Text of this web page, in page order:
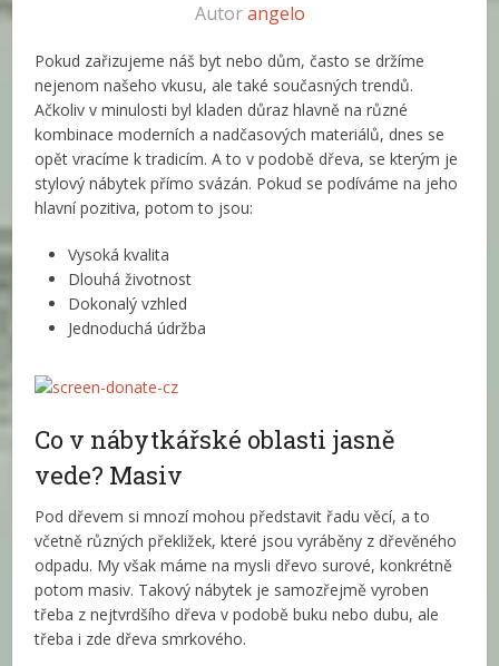
Autorangelo
Pokud zařizujeme náš byt nebo dům, často se držíme
nejenom našeho vkusu, ale také současných trendů.
Ačkoliv v minulosti byl kladen důraz hlavně na různé
kombinace moderních a nadčasových materiálů, dnes se
opět vracíme k tradicím. A to v podobě dřeva, se kterým je
stylový nábytek přímo svázán. Pokud se podíváme na jeho
hlavní pozitiva, potom to jsou:
Vysoká kvalita
Dlouhá životnost
Dokonalý vzhled
Jednoduchá údržba
Co v nábytkářské oblasti jasně
vede? Masiv
Pod dřevem si mnozí mohou představit řadu věcí, a to
včetně různých překližek, které jsou vyráběny z dřevěného
odpadu. My však máme na mysli dřevo surové, konkrétně
potom masiv. Takový nábytek je samozřejmě vyroben
třeba z nejtvrdšího dřeva v podobě buku nebo dubu, ale
třeba i zde dřeva smrkového.